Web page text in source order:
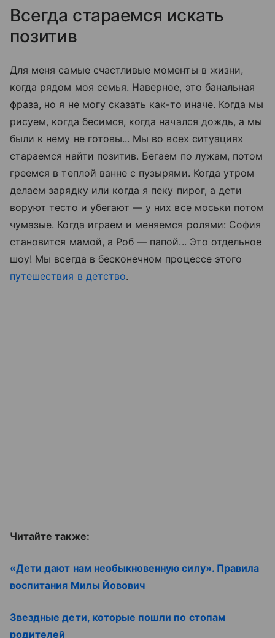
Всегда стараемся искать
позитив
Для меня самые счастливые моменты в жизни,
когда рядом моя семья. Наверное, это банальная
фраза, но я не могу сказать как-то иначе. Когда мы
рисуем, когда бесимся, когда начался дождь, а мы
были к нему не готовы... Мы во всех ситуациях
стараемся найти позитив. Бегаем по лужам, потом
греемся в теплой ванне с пузырями. Когда утром
делаем зарядку или когда я пеку пирог, а дети
воруют тесто и убегают — у них все моськи потом
чумазые. Когда играем и меняемся ролями: София
становится мамой, а Роб — папой... Это отдельное
шоу! Мы всегда в бесконечном процессе этого
путешествия в детство.
Читайте также:
«Дети дают нам необыкновенную силу». Правила
воспитания Милы Йовович
Звездные дети, которые пошли по стопам
родителей